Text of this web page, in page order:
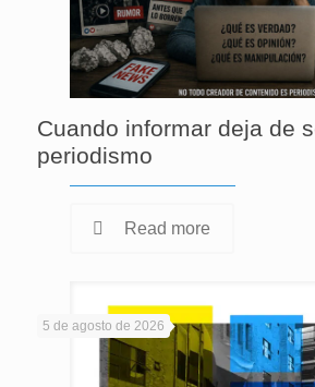
Cuando informar deja de
periodismo
Read more
5 de agosto de 2026